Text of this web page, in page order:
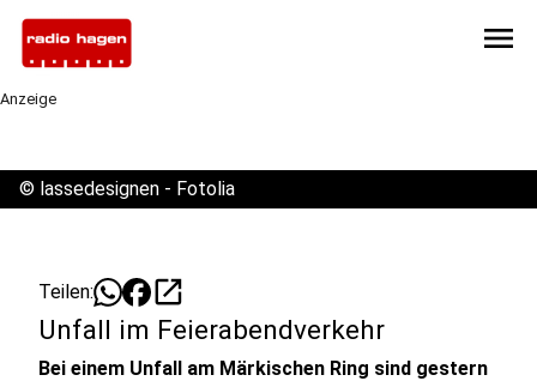
menu
Anzeige
© lassedesignen - Fotolia
Teilen: open_in_new
Unfall im Feierabendverkehr
Bei einem Unfall am Märkischen Ring sind gestern